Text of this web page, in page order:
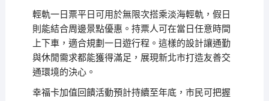
輕軌一日票平日可用於無限次搭乘淡海輕軌，假日
則能結合周邊景點優惠。持票人可在當日任意時間
上下車，適合規劃一日遊行程。這樣的設計讓通勤
與休閒需求都能獲得滿足，展現新北市打造友善交
通環境的決心。
幸福卡加值回饋活動預計持續至年底，市民可把握